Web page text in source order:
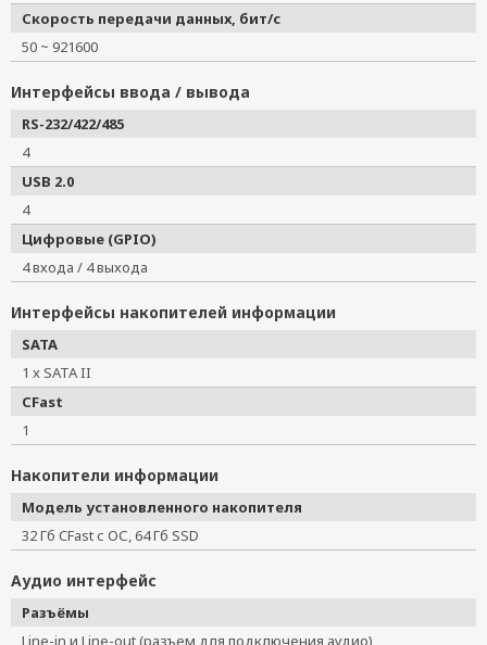
Скорость передачи данных, бит/с
50 ~ 921600
Интерфейсы ввода / вывода
RS-232/422/485
4
USB 2.0
4
Цифровые (GPIO)
4 входа / 4 выхода
Интерфейсы накопителей информации
SATA
1 x SATA II
CFast
1
Накопители информации
Модель установленного накопителя
32 Гб CFast с ОС, 64 Гб SSD
Аудио интерфейс
Разъёмы
Line-in и Line-out (разъем для подключения аудио)